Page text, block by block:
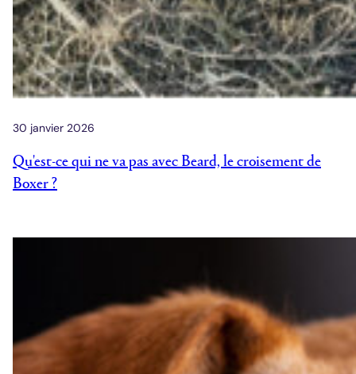
30 janvier 2026
Qu'est-ce qui ne va pas avec Beard, le croisement de
Boxer ?